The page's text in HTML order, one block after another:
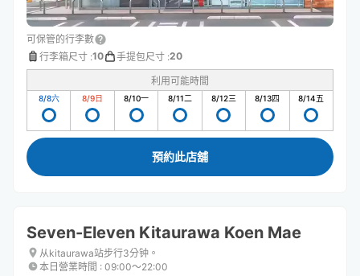
可保管的行李數
行李箱尺寸 :10 手提包尺寸 :20
利用可能時間
8/8六 8/9日 8/10一 8/11二 8/12三 8/13四 8/14五
預約此店舖
Seven-Eleven Kitaurawa Koen Mae
从kitaurawa站步行3分钟。
本日營業時間 : 09:00〜22:00